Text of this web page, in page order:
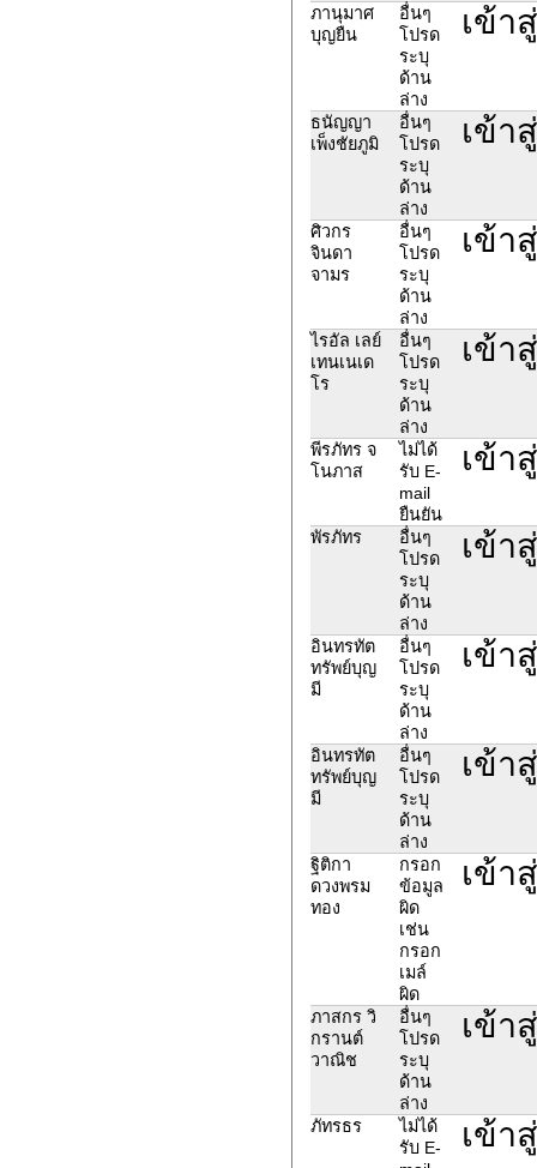
ภานุมาศ
บุญยืน
อื่นๆ
โปรด
ระบุ
ด้าน
ล่าง
เข้า
ธนัญญา
เพ็งชัยภูมิ
อื่นๆ
โปรด
ระบุ
ด้าน
ล่าง
เข้า
ศิวกร
จินดา
จามร
อื่นๆ
โปรด
ระบุ
ด้าน
ล่าง
เข้า
ไรอัล เลย์
เทนเนเด
โร
อื่นๆ
โปรด
ระบุ
ด้าน
ล่าง
เข้า
พีรภัทร จ
โนภาส
ไม่ได้
รับ E-
mail
ยืนยัน
เข้า
พัรภัทร
อื่นๆ
โปรด
ระบุ
ด้าน
ล่าง
เข้า
อินทรทัต
ทรัพย์บุญ
มี
อื่นๆ
โปรด
ระบุ
ด้าน
ล่าง
เข้า
อินทรทัต
ทรัพย์บุญ
มี
อื่นๆ
โปรด
ระบุ
ด้าน
ล่าง
เข้า
ฐิติกา
ดวงพรม
ทอง
กรอก
ข้อมูล
ผิด
เช่น
กรอก
เมล์
ผิด
เข้า
ภาสกร วิ
กรานต์
วาณิช
อื่นๆ
โปรด
ระบุ
ด้าน
ล่าง
เข้า
ภัทรธร
ไม่ได้
รับ E-
เข้า